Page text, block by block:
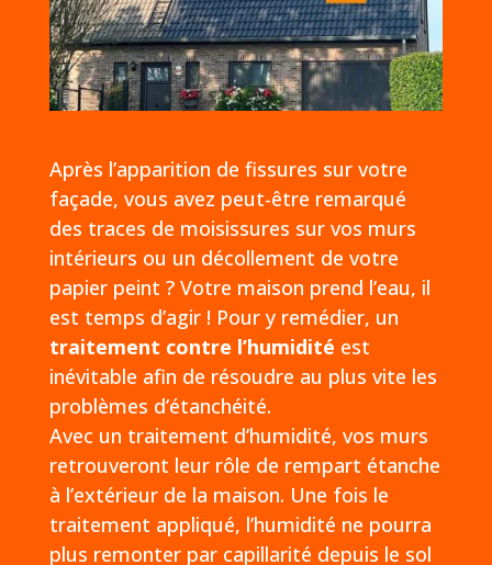
Après l’apparition de fissures sur votre
façade, vous avez peut-être remarqué
des traces de moisissures sur vos murs
intérieurs ou un décollement de votre
papier peint ? Votre maison prend l’eau, il
est temps d’agir ! Pour y remédier, un
traitement contre l’humidité est
inévitable afin de résoudre au plus vite les
problèmes d’étanchéité.
Avec un traitement d’humidité, vos murs
retrouveront leur rôle de rempart étanche
à l’extérieur de la maison. Une fois le
traitement appliqué, l’humidité ne pourra
plus remonter par capillarité depuis le sol